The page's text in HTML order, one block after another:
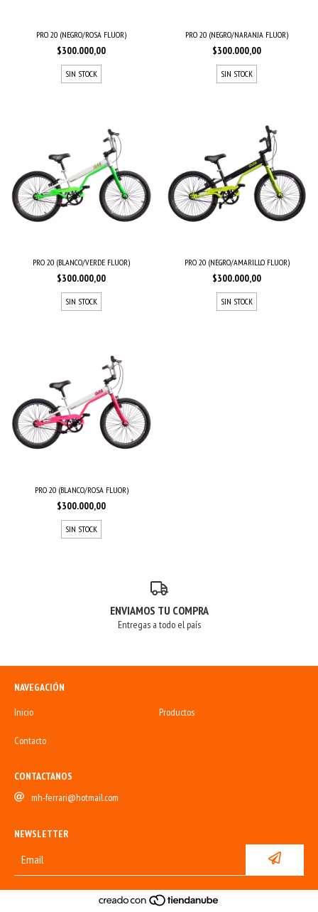
PRO 20 (NEGRO/ROSA FLUOR)
$300.000,00
SIN STOCK
PRO 20 (NEGRO/NARANJA FLUOR)
$300.000,00
SIN STOCK
PRO 20 (BLANCO/VERDE FLUOR)
$300.000,00
SIN STOCK
PRO 20 (NEGRO/AMARILLO FLUOR)
$300.000,00
SIN STOCK
PRO 20 (BLANCO/ROSA FLUOR)
$300.000,00
SIN STOCK
ENVIAMOS TU COMPRA
Entregas a todo el país
NAVEGACIÓN
Inicio
Productos
Contacto
CONTACTANOS
mh-ferrari@hotmail.com
NEWSLETTER